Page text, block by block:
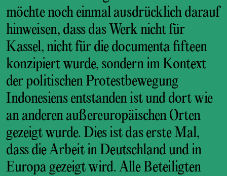
möchte noch einmal ausdrücklich darauf
hinweisen, dass das Werk nicht für
Kassel, nicht für die documenta fifteen
konzipiert wurde, sondern im Kontext
der politischen Protestbewegung
Indonesiens entstanden ist und dort wie
an anderen außereuropäischen Orten
gezeigt wurde. Dies ist das erste Mal,
dass die Arbeit in Deutschland und in
Europa gezeigt wird. Alle Beteiligten